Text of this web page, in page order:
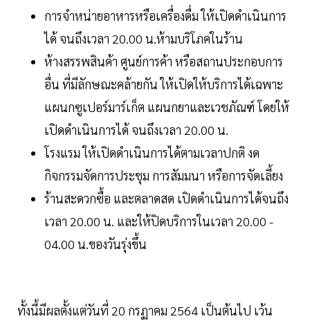
การจําหน่ายอาหารหรือเครื่องดื่ม ให้เปิดดําเนินการ
ได้ จนถึงเวลา 20.00 น.ห้ามบริโภคในร้าน
ห้างสรรพสินค้า ศูนย์การค้า หรือสถานประกอบการ
อื่น ที่มีลักษณะคล้ายกัน ให้เปิดให้บริการได้เฉพาะ
แผนกซูเปอร์มาร์เก็ต แผนกยาและเวชภัณฑ์ โดยให้
เปิดดําเนินการได้ จนถึงเวลา 20.00 น.
โรงแรม ให้เปิดดําเนินการได้ตามเวลาปกติ งด
กิจกรรมจัดการประชุม การสัมมนา หรือการจัดเลี้ยง
ร้านสะดวกซื้อ และตลาดสด เปิดดําเนินการได้จนถึง
เวลา 20.00 น. และให้ปิดบริการในเวลา 20.00 -
04.00 น.ของวันรุ่งขึ้น
ทั้งนี้มีผลตั้งแต่วันที่ 20 กรฏาคม 2564 เป็นต้นไป เว้น